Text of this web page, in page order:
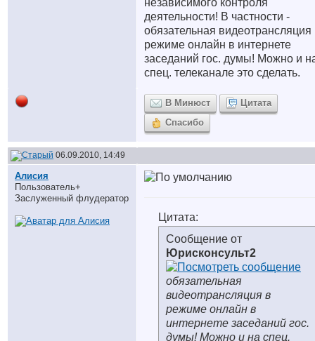
независимого контроля
деятельности! В частности -
обязательная видеотрансляция
режиме онлайн в интернете
заседаний гос. думы! Можно и
спец. телеканале это сделать.
В Минюст
Цитата
Спасибо
06.09.2010, 14:49
Алисия
Пользователь+
Заслуженный флудератор
Цитата:
Сообщение от
Юрисконсульт2
обязательная
видеотрансляция в
режиме онлайн в
интернете заседаний гос.
думы! Можно и на спец.